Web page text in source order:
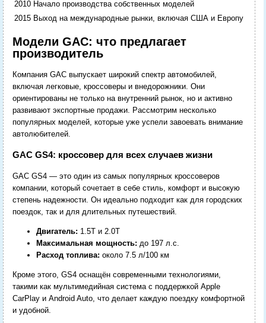
2010 Начало производства собственных моделей
2015 Выход на международные рынки, включая США и Европу
Модели GAC: что предлагает
производитель
Компания GAC выпускает широкий спектр автомобилей,
включая легковые, кроссоверы и внедорожники. Они
ориентированы не только на внутренний рынок, но и активно
развивают экспортные продажи. Рассмотрим несколько
популярных моделей, которые уже успели завоевать внимание
автолюбителей.
GAC GS4: кроссовер для всех случаев жизни
GAC GS4 — это один из самых популярных кроссоверов
компании, который сочетает в себе стиль, комфорт и высокую
степень надежности. Он идеально подходит как для городских
поездок, так и для длительных путешествий.
Двигатель: 1.5T и 2.0T
Максимальная мощность: до 197 л.с.
Расход топлива: около 7.5 л/100 км
Кроме этого, GS4 оснащён современными технологиями,
такими как мультимедийная система с поддержкой Apple
CarPlay и Android Auto, что делает каждую поездку комфортной
и удобной.